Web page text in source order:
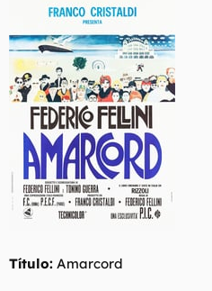
l
t
e
m
a
i
o
Título: Amarcord